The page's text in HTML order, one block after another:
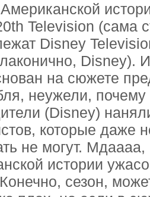
Television (сама
Disney
лаконично, Disney).
на сюжете
неужели, почему
(Disney)
которые даже
не могут.
истории
сезон,